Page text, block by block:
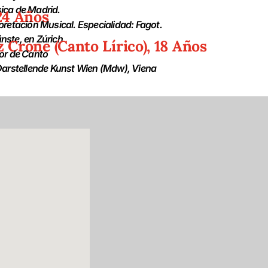
de Madrid.
AñosMusical. Especialidad: Fagot.
en Zúrich(Canto Lírico), 18 Años
de Canto
Kunst Wien (Mdw), Viena